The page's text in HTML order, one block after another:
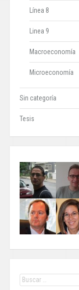
Línea 8
Linea 9
Macroeconomía
Microeconomía
Sin categoría
Tesis